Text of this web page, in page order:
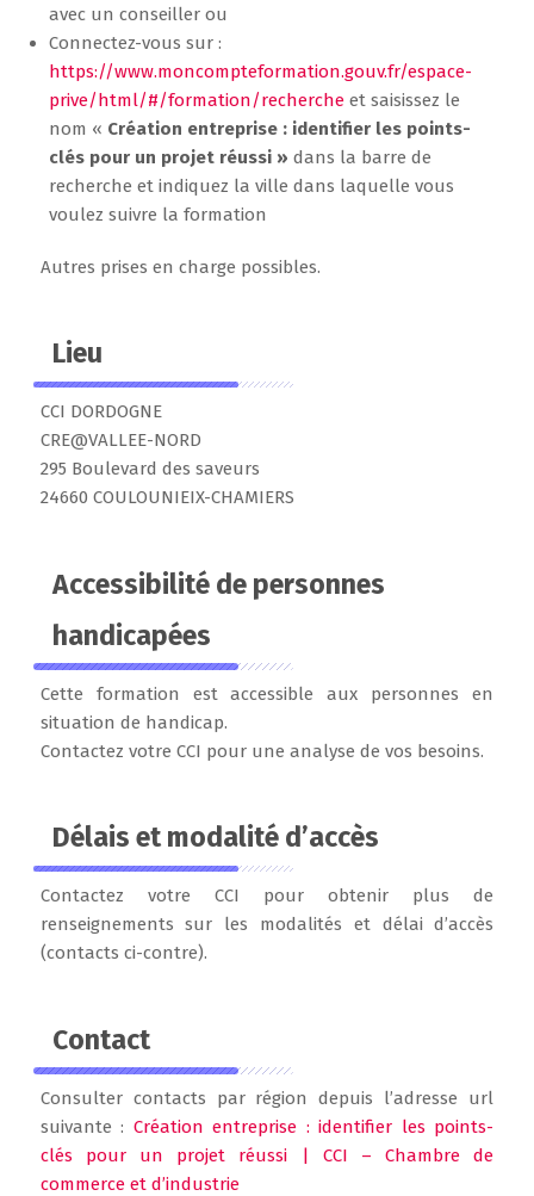
avec un conseiller ou
Connectez-vous sur :
https://www.moncompteformation.gouv.fr/espace-
prive/html/#/formation/rechercheet saisissez le
nom « Création entreprise : identifier les points-
clés pour un projet réussi » dans la barre de
recherche et indiquez la ville dans laquelle vous
voulez suivre la formation
Autres prises en charge possibles.
Lieu
CCI DORDOGNE
CRE@VALLEE-NORD
295 Boulevard des saveurs
24660 COULOUNIEIX-CHAMIERS
Accessibilité de personnes
handicapées
Cette formation est accessible aux personnes en
situation de handicap.
Contactez votre CCI pour une analyse de vos besoins.
Délais et modalité d’accès
Contactez votre CCI pour obtenir plus de
renseignements sur les modalités et délai d’accès
(contacts ci-contre).
Contact
Consulter contacts par région depuis l’adresse url
suivante : Créationentreprise : identifier les points-
clés pour un projet réussi | CCI – Chambre de
commerce et d’industrie